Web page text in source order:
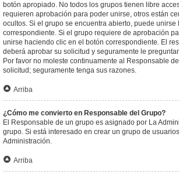
botón apropiado. No todos los grupos tienen libre
requieren aprobación para poder unirse, otros están
ocultos. Si el grupo se encuentra abierto, puede
correspondiente. Si el grupo requiere de aprobación
unirse haciendo clic en el botón correspondiente. El
deberá aprobar su solicitud y seguramente le
Por favor no moleste continuamente al Responsable
solicitud; seguramente tenga sus razones.
Arriba
¿Cómo me convierto en Responsable del Grupo?
El Responsable de un grupo es asignado por La
grupo. Si está interesado en crear un grupo de
Administración.
Arriba